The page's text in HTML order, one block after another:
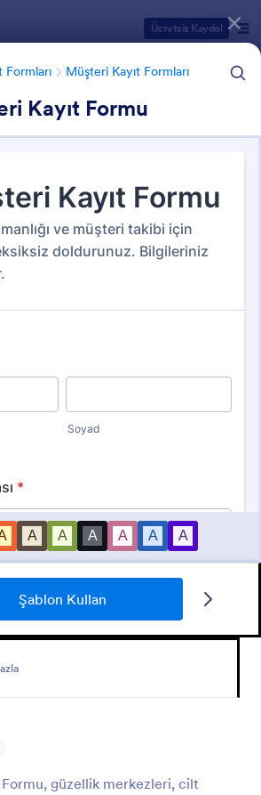
Ücretsiz Kaydol
Formları Müşteri Kayıt Formları
Kayıt Formu
Şablon Kullan
güzellik merkezleri, cilt
Formları Müşteri Kayıt Formları
Formları
Kayıt Formu
vermelerini sağlayan form